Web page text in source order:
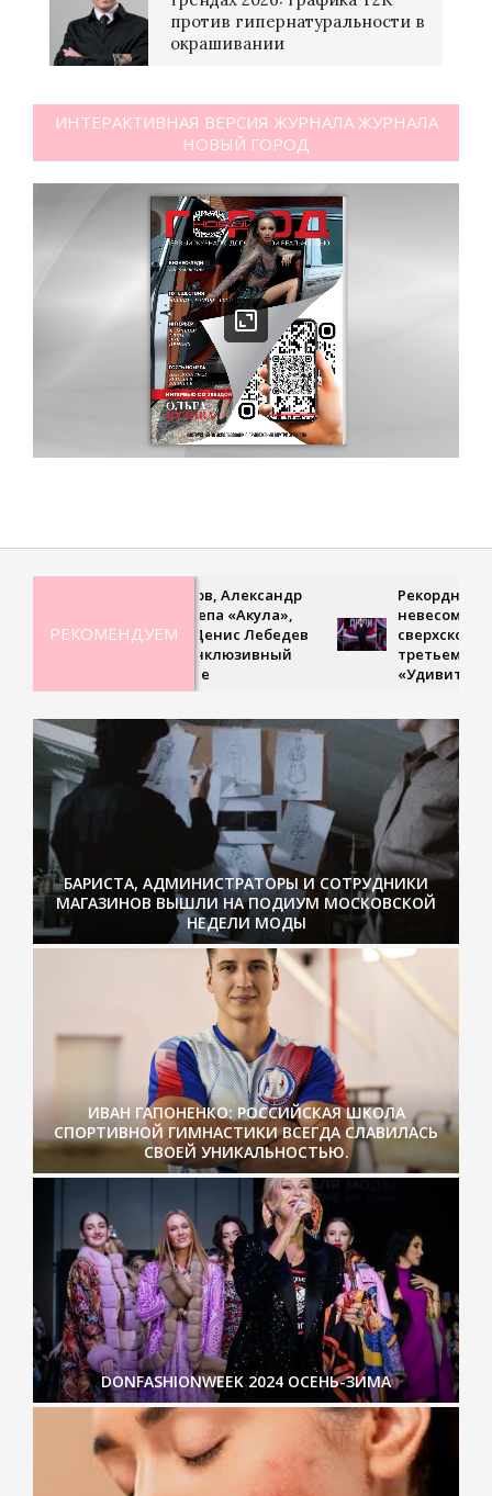
против гипернатуральности в
окрашивании
ИНТЕРАКТИВНАЯ ВЕРСИЯ ЖУРНАЛА ЖУРНАЛА
НОВЫЙ ГОРОД
РЕКОМЕНДУЕМ
Дмитрий Петров, Александр
Ян, Оксана Почепа «Акула»,
Кира Смитт и Денис Лебедев
поддержали инклюзивный
Рекордная гибкость,
невесомая походка и
сверхскоростное
третьем выпуске шоу
«Удивительные
БАРИСТА, АДМИНИСТРАТОРЫ И СОТРУДНИКИ
МАГАЗИНОВ ВЫШЛИ НА ПОДИУМ МОСКОВСКОЙ
НЕДЕЛИ МОДЫ
ИВАН ГАПОНЕНКО: РОССИЙСКАЯ ШКОЛА
СПОРТИВНОЙ ГИМНАСТИКИ ВСЕГДА СЛАВИЛАСЬ
СВОЕЙ УНИКАЛЬНОСТЬЮ.
DONFASHIONWEEK 2024 ОСЕНЬ-ЗИМА